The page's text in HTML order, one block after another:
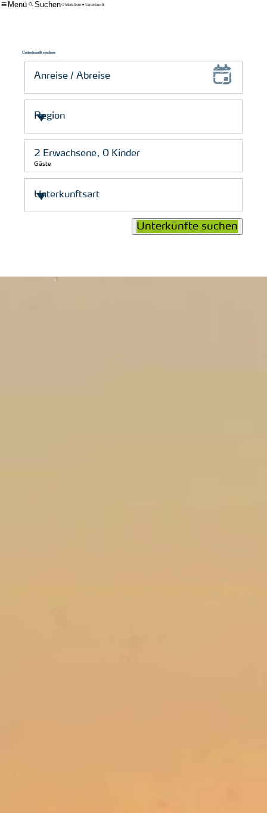
Menü Suchen Merkliste Unterkunft
Unterkunft suchen
Gäste
Unterkünfte suchen